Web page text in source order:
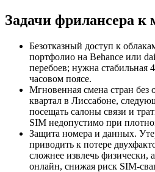
Задачи фрилансера к
Безотказный доступ к
портфолио на Behance или
перебоев; нужна стабильная
часовом поясе.
Мгновенная смена стран
квартал в Лиссабоне,
посещать салоны связи и
SIM недопустимо при
Защита номера и данных.
приводить к потере
сложнее извлечь физически,
онлайн, снижая риск SIM-